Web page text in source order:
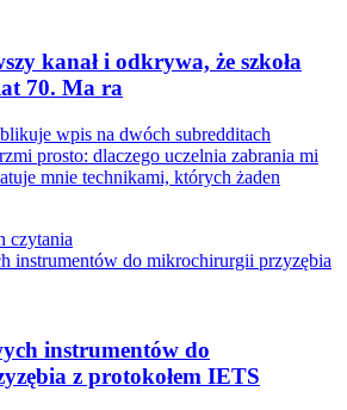
kanał i odkrywa, że szkoła
70. Ma ra
wpis na dwóch subredditach
prosto: dlaczego uczelnia zabrania mi
mnie technikami, których żaden
czytania
instrumentów do
z protokołem IETS